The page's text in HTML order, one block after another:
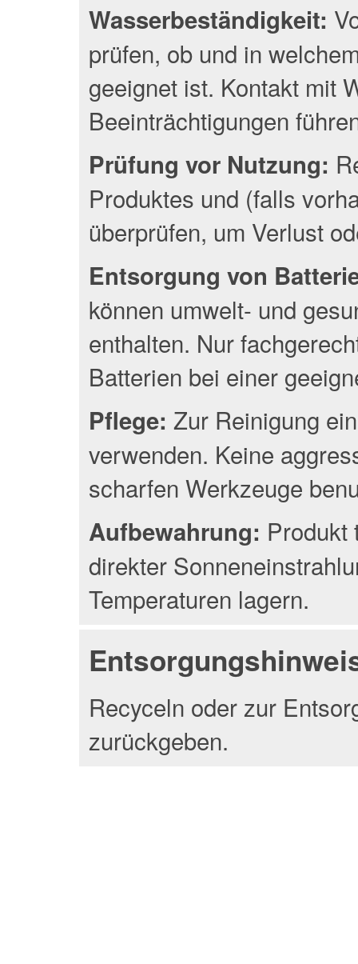
Wasserbeständigkeit:
prüfen, ob und in
geeignet ist. Kontakt mit
Beeinträchtigungen
Prüfung vor Nutzung:
Produktes und (falls
überprüfen, um Verlust
Entsorgung von
können umwelt- und
enthalten. Nur
Batterien bei einer
Pflege: Zur Reinigung
verwenden. Keine
scharfen Werkzeuge
Aufbewahrung: Produkt
direkter
Temperaturen lagern.
Recyceln oder zur
zurückgeben.